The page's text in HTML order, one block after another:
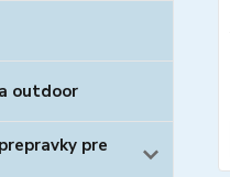
outdoor
pre